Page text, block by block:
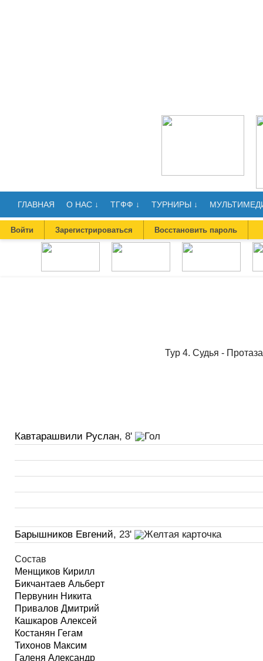
ГЛАВНАЯ О НАС ↓ ТГФФ ↓ ТУРНИРЫ ↓
Войти Зарегистрироваться Восстановить пароль
Тур 4. Судья -
Кавтарашвили Руслан, 8'
Барышников Евгений, 23'
Состав
Менщиков Кирилл
Бикчантаев Альберт
Первунин Никита
Привалов Дмитрий
Кашкаров Алексей
Костанян Гегам
Тихонов Максим
Галеня Александр